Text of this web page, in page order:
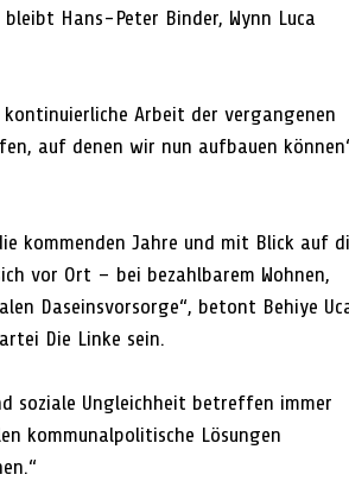
Hans-Peter Binder, Wynn Luca
Arbeit der vergangenen
auf denen wir nun aufbauen
kommenden Jahre und mit Blick auf
vor Ort – bei bezahlbarem Wohnen,
Daseinsvorsorge“, betont Behiye
Die Linke sein.
soziale Ungleichheit betreffen immer
kommunalpolitische Lösungen